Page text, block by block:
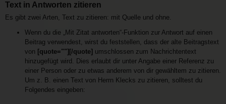
Text in Antworten zitieren
Es gibt zwei Arten, Text zu zitieren: mit Quelle und ohne.
Wenn du die „Mit Zitat antworten“-Funktion zur Antwort auf einen
Beitrag verwendest, wirst du feststellen, dass der alte Beitragstext
von [quote=""][/quote] umschlossen zum Nachrichtentext
hinzugefügt wird. Dies erlaubt dir unter Angabe einer Referenz zu
einer Person oder zu etwas anderem von dir gewähltem zu zitieren.
Um z. B. einen Text von Herrn Klecks zu zitieren, solltest du
Folgendes eingeben: